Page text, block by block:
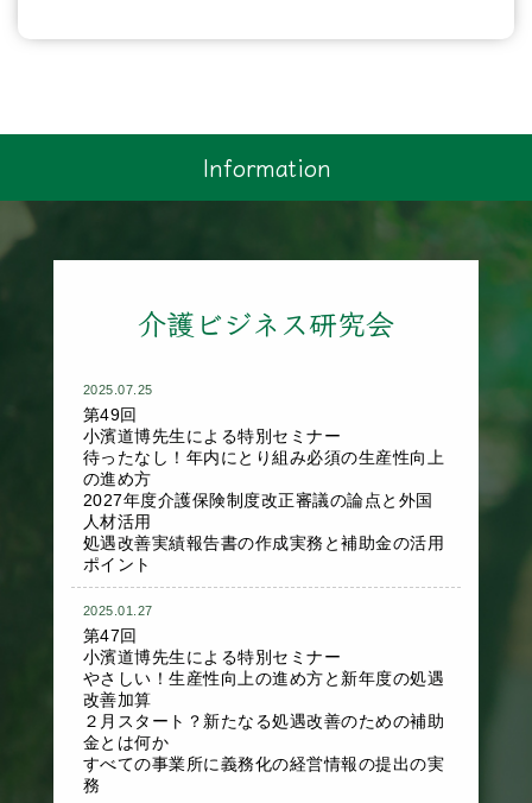
Information
介護ビジネス研究会
2025.07.25
第49回
小濱道博先生による特別セミナー
待ったなし！年内にとり組み必須の生産性向上
の進め方
2027年度介護保険制度改正審議の論点と外国
人材活用
処遇改善実績報告書の作成実務と補助金の活用
ポイント
2025.01.27
第47回
小濱道博先生による特別セミナー
やさしい！生産性向上の進め方と新年度の処遇
改善加算
２月スタート？新たなる処遇改善のための補助
金とは何か
すべての事業所に義務化の経営情報の提出の実
務